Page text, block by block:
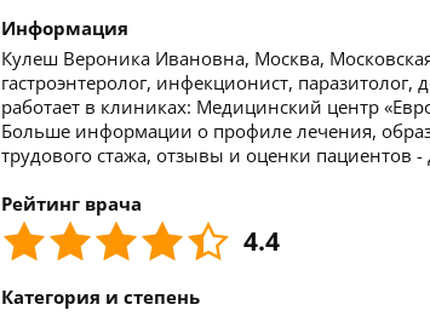
Информация
Кулеш Вероника Ивановна, Москва,
гастроэнтеролог, инфекционист, паразитолог,
работает в клиниках: Медицинский центр
Больше информации о профиле лечения,
трудового стажа, отзывы и оценки пациентов
Рейтинг врача
4.4
Категория и степень